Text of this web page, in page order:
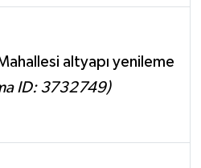
altyapı yenileme
ID: 3732749)